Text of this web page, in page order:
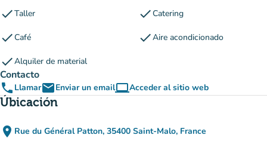
checkTaller checkCatering
checkCafé checkAire acondicionado
checkAlquiler de material
Contacto
phone LlamaremailEnviar un emailcomputerAcceder al sitio web
(nueva pestaña)
Úbicación
place Rue du Général Patton, 35400 Saint-Malo, France
(abrir en Google Maps)
(nueva pestaña)